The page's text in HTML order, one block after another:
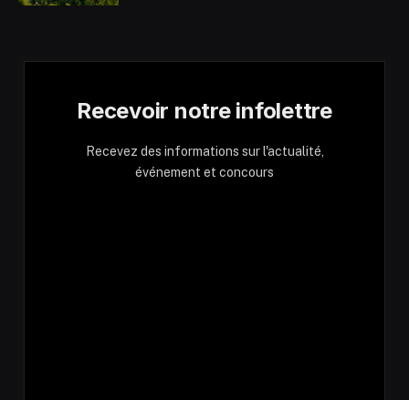
Recevoir notre infolettre
Recevez des informations sur l'actualité,
événement et concours